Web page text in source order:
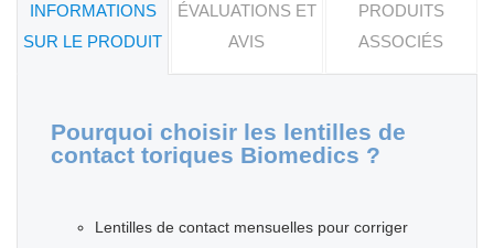
INFORMATIONS
SUR LE PRODUIT
ÉVALUATIONS ET
AVIS
PRODUITS
ASSOCIÉS
Pourquoi choisir les lentilles de
contact toriques Biomedics ?
Lentilles de contact mensuelles pour corriger